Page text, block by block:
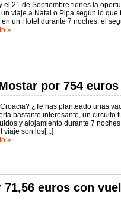
el 21 de Septiembre tienes la
un viaje a Natal o Pipa según lo
en un Hotel durante 7 noches, el
»
por 754 euros
¿Te has planteado unas
bastante interesante, un circuito
y alojamiento durante 7
viaje son los[...]
»
euros con